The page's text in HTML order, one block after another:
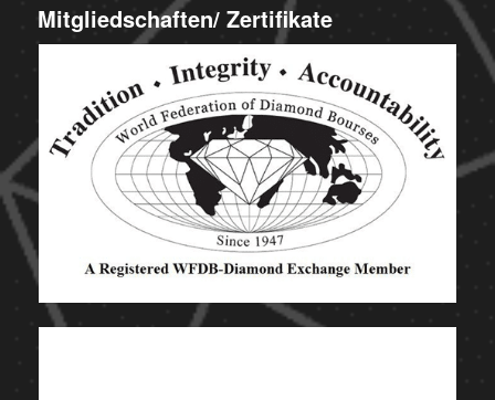
Mitgliedschaften/ Zertifikate